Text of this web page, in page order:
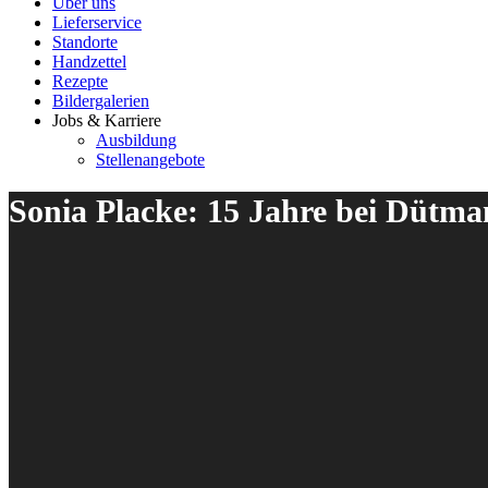
Lieferservice
Standorte
Handzettel
Rezepte
Bildergalerien
Jobs & Karriere
Ausbildung
Stellenangebote
Sonia Placke: 15 Jahre bei